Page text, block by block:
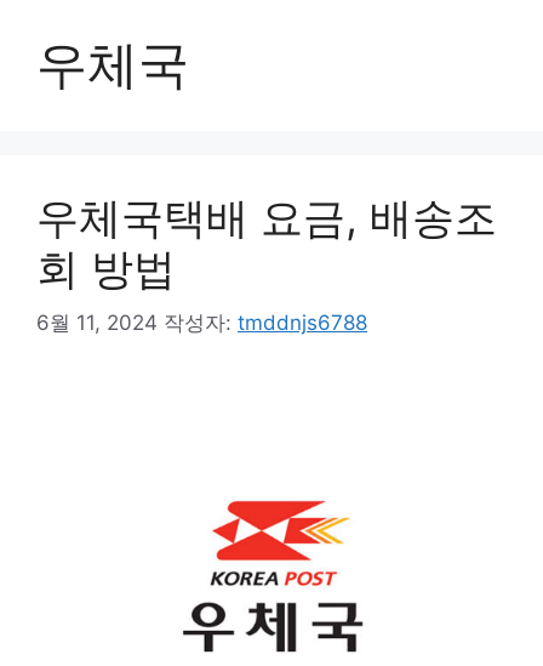
우체국
우체국택배 요금, 배송조
회 방법
6월 11, 2024 작성자: tmddnjs6788